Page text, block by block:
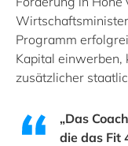
Programm
Kapital einwerben,
zusätzlicher
„Das
die das Fit